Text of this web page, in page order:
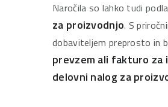
Naročila so lahko tudi
za proizvodnjo. S
dobaviteljem preprosto in
prevzem ali fakturo za
delovni nalog za